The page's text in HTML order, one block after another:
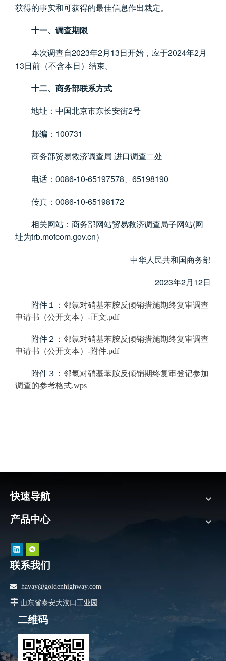
获得的事实和可获得的最佳信息作出裁定。
十一、调查期限
本次调查自2023年2月 13 日开始，应于2024年2月
13 日前（不含本日）结束。
十二、商务部联系方式
地址：中国北京市东长安街2号
邮编： 100731
商务部贸易救济调查局 进口调查二处
电话： 0086-10-65197578 65198190
传真： 0086-10-65198172
相关网站：商务部网站贸易救济调查局子网站(网
址为trb.mofcom.gov.cn）
中华人民共和国商务部
2023年2月 12日
附件１： 邻氯对硝基苯胺反倾销措施期终复审调查
申请书（公开文本） -正文.pdf
附件２： 邻氯对硝基苯胺反倾销措施期终复审调查
申请书（公开文本） -附件.pdf
附件３： 邻氯对硝基苯胺反倾销期终复审登记参加
调查的参考格式.wps
快速导航
产品中心
联系我们
 havay@goldenhighway.com
 山东省泰安大汶口工业园
二维码